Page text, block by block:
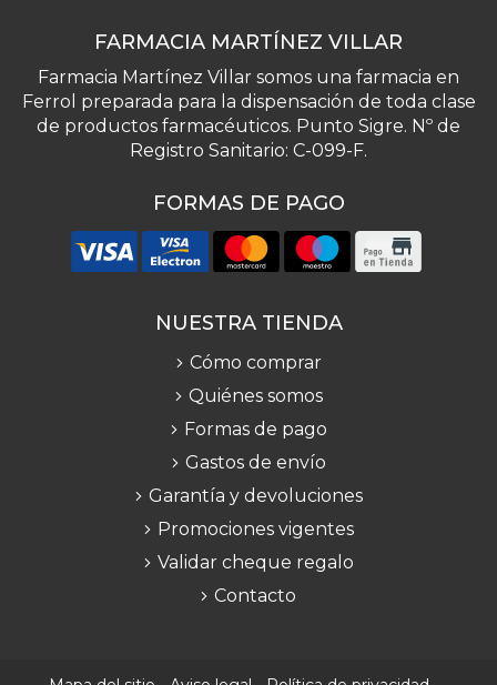
FARMACIA MARTÍNEZ VILLAR
Farmacia Martínez Villar somos una farmacia en
Ferrol preparada para la dispensación de toda clase
de productos farmacéuticos. Punto Sigre. Nº de
Registro Sanitario: C-099-F.
FORMAS DE PAGO
NUESTRA TIENDA
Cómo comprar
Quiénes somos
Formas de pago
Gastos de envío
Garantía y devoluciones
Promociones vigentes
Validar cheque regalo
Contacto